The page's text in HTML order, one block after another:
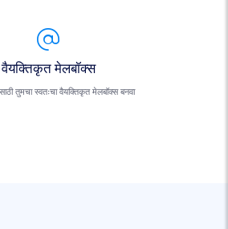
वैयक्तिकृत मेलबॉक्स
तुमचा स्वतःचा वैयक्तिकृत मेलबॉक्स बनवा